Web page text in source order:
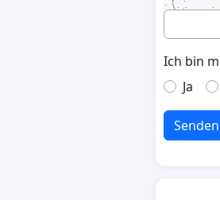
Ich bin
Ja
Senden